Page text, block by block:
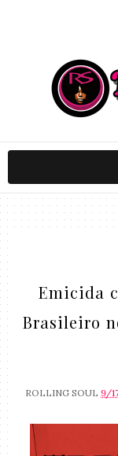
Emicida
Brasileiro
ROLLING SOUL 9/